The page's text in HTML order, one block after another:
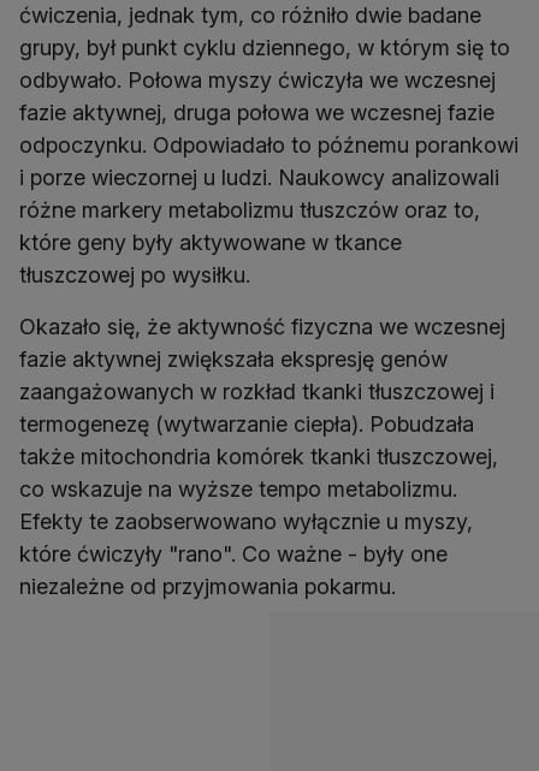
ćwiczenia, jednak tym, co różniło dwie badane
grupy, był punkt cyklu dziennego, w którym się to
odbywało. Połowa myszy ćwiczyła we wczesnej
fazie aktywnej, druga połowa we wczesnej fazie
odpoczynku. Odpowiadało to późnemu porankowi
i porze wieczornej u ludzi. Naukowcy analizowali
różne markery metabolizmu tłuszczów oraz to,
które geny były aktywowane w tkance
tłuszczowej po wysiłku.
Okazało się, że aktywność fizyczna we wczesnej
fazie aktywnej zwiększała ekspresję genów
zaangażowanych w rozkład tkanki tłuszczowej i
termogenezę (wytwarzanie ciepła). Pobudzała
także mitochondria komórek tkanki tłuszczowej,
co wskazuje na wyższe tempo metabolizmu.
Efekty te zaobserwowano wyłącznie u myszy,
które ćwiczyły "rano". Co ważne - były one
niezależne od przyjmowania pokarmu.